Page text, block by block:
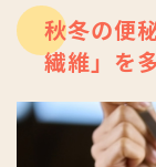
秋冬の便
繊維」を